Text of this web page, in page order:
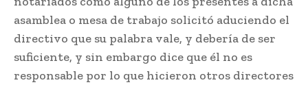
asamblea o mesa de trabajo solicitó aduciendo el
directivo que su palabra vale, y debería de ser
suficiente, y sin embargo dice que él no es
responsable por lo que hicieron otros directores